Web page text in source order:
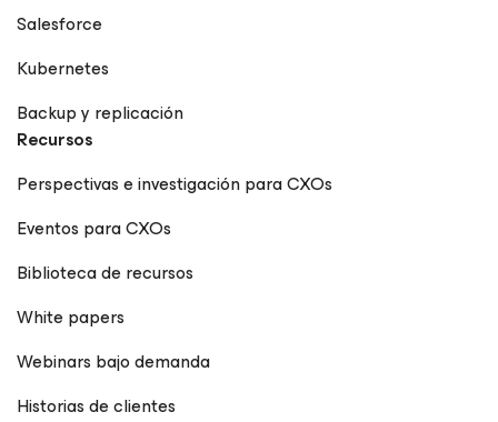
Salesforce
Kubernetes
Backup y replicación
Recursos
Perspectivas e investigación para CXOs
Eventos para CXOs
Biblioteca de recursos
White papers
Webinars bajo demanda
Historias de clientes